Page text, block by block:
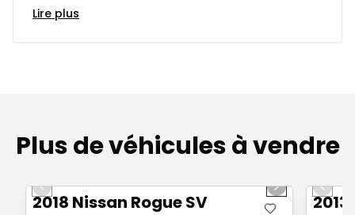
Lire plus
Plus de véhicules à vendre
Previous slide Next slide
2018 Nissan Rogue SV 2013